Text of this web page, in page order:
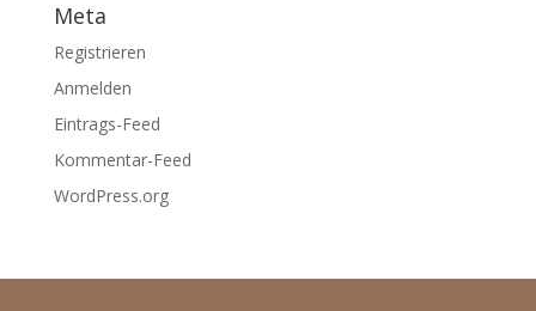
Meta
Registrieren
Anmelden
Eintrags-Feed
Kommentar-Feed
WordPress.org